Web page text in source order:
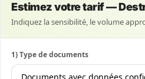
Estimez votre tarif —
Indiquez la sensibilité, le volume
1) Type de documents